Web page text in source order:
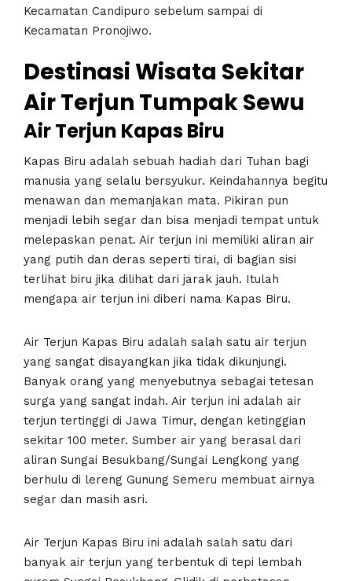
Kecamatan Candipuro sebelum sampai di
Kecamatan Pronojiwo.
Destinasi Wisata Sekitar
Air Terjun Tumpak Sewu
Air Terjun Kapas Biru
Kapas Biru adalah sebuah hadiah dari Tuhan bagi
manusia yang selalu bersyukur. Keindahannya begitu
menawan dan memanjakan mata. Pikiran pun
menjadi lebih segar dan bisa menjadi tempat untuk
melepaskan penat. Air terjun ini memiliki aliran air
yang putih dan deras seperti tirai, di bagian sisi
terlihat biru jika dilihat dari jarak jauh. Itulah
mengapa air terjun ini diberi nama Kapas Biru.
Air Terjun Kapas Biru adalah salah satu air terjun
yang sangat disayangkan jika tidak dikunjungi.
Banyak orang yang menyebutnya sebagai tetesan
surga yang sangat indah. Air terjun ini adalah air
terjun tertinggi di Jawa Timur, dengan ketinggian
sekitar 100 meter. Sumber air yang berasal dari
aliran Sungai Besukbang/Sungai Lengkong yang
berhulu di lereng Gunung Semeru membuat airnya
segar dan masih asri.
Air Terjun Kapas Biru ini adalah salah satu dari
banyak air terjun yang terbentuk di tepi lembah